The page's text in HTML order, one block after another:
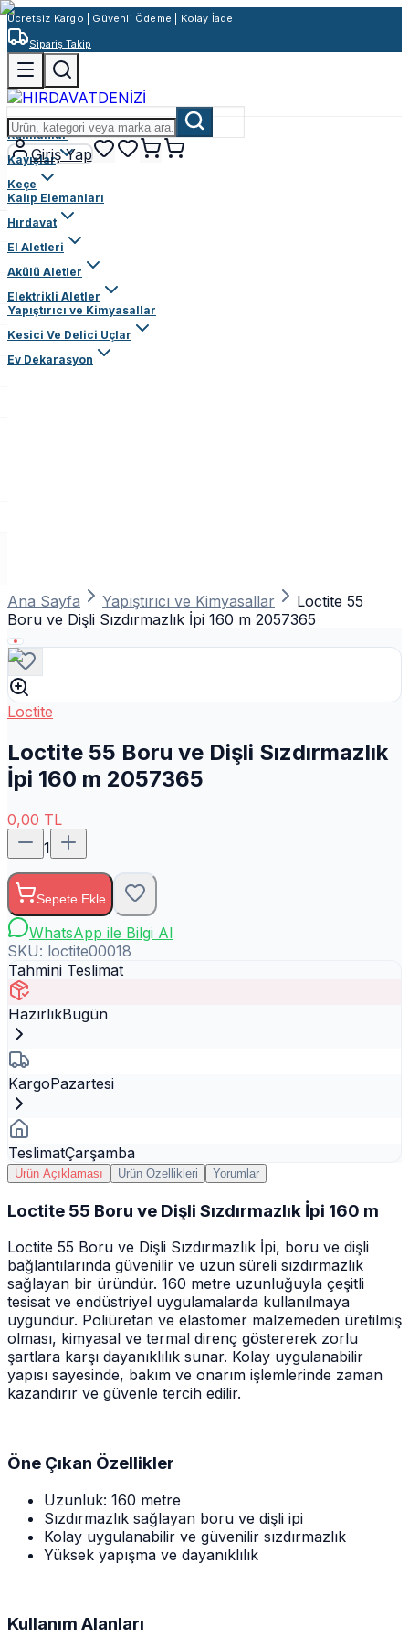
Ücretsiz Kargo | Güvenli Ödeme | Kolay İade
Sipariş Takip
Giriş Yap
Rulmanlar
Kayışlar
Keçe
Kalıp Elemanları
Hırdavat
El Aletleri
Akülü Aletler
Elektrikli Aletler
Yapıştırıcı ve Kimyasallar
Kesici Ve Delici Uçlar
Ev Dekarasyon
Ana Sayfa Yapıştırıcı ve Kimyasallar
Loctite 55
Boru ve Dişli Sızdırmazlık İpi 160 m 2057365
Loctite
Loctite 55 Boru ve Dişli Sızdırmazlık
İpi 160 m 2057365
0,00 TL
1
Sepete Ekle
WhatsApp ile Bilgi Al
SKU: loctite00018
Tahmini Teslimat
HazırlıkBugün
KargoPazartesi
TeslimatÇarşamba
Ürün Açıklaması Ürün Özellikleri Yorumlar
Loctite 55 Boru ve Dişli Sızdırmazlık İpi 160 m
Loctite 55 Boru ve Dişli Sızdırmazlık İpi, boru ve dişli
bağlantılarında güvenilir ve uzun süreli sızdırmazlık
sağlayan bir üründür. 160 metre uzunluğuyla çeşitli
tesisat ve endüstriyel uygulamalarda kullanılmaya
uygundur. Poliüretan ve elastomer malzemeden üretilmiş
olması, kimyasal ve termal direnç göstererek zorlu
şartlara karşı dayanıklılık sunar. Kolay uygulanabilir
yapısı sayesinde, bakım ve onarım işlemlerinde zaman
kazandırır ve güvenle tercih edilir.
Öne Çıkan Özellikler
Uzunluk: 160 metre
Sızdırmazlık sağlayan boru ve dişli ipi
Kolay uygulanabilir ve güvenilir sızdırmazlık
Yüksek yapışma ve dayanıklılık
Kullanım Alanları